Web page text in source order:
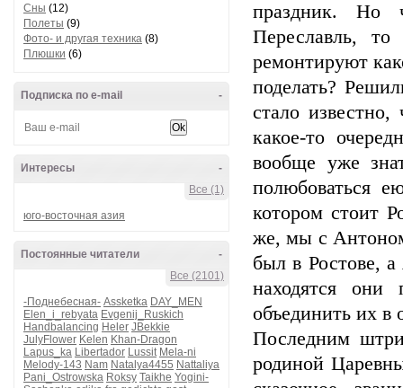
Сны (12)
Полеты (9)
Фото- и другая техника (8)
Плюшки (6)
-
Подписка по e-mail
-
Интересы
Все (1)
юго-восточная азия
-
Постоянные читатели
Все (2101)
-Поднебесная- Assketka DAY_MEN
Elen_i_rebyata Evgenij_Ruskich
Handbalancing Heler JBekkie
JulyFlower Kelen Khan-Dragon
Lapus_ka Libertador Lussit Mela-ni
Melody-143 Nam Natalya4455 Nattaliya
Pani_Ostrowska Roksy Taikhe Yogini-
праздник. Но
Переславль,
ремонтируют
поделать?
стало известно,
какое-то
вообще уже
полюбоваться
котором стоит
же, мы с
был в Ростове,
находятся
объединить их в
Последним
родиной